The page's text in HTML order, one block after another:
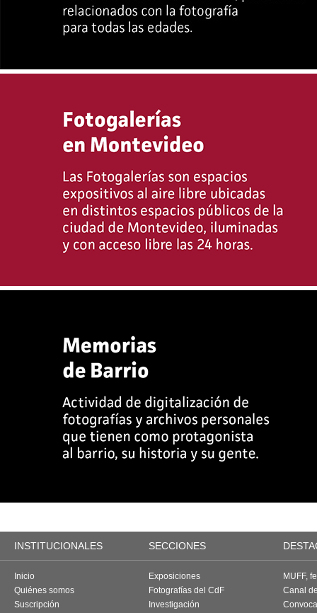
INSTITUCIONALES SECCIONES
Inicio
Quiénes somos
Suscripción
Exposiciones
Fotografías del CdF
Investigación
MUFF,
Canal